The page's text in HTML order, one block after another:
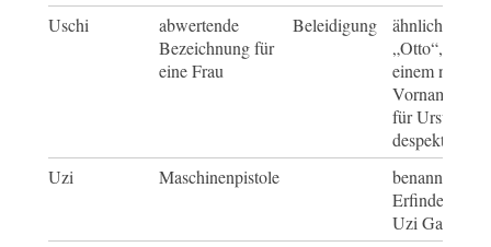
Uschi
abwertende
Bezeichnung für
eine Frau
Beleidigung
ähnlich wie
„Otto“,
einem
Vornamen
für Ursula)
Uzi
Maschinenpistole
benannt nach
Erfinder
Uzi Gal